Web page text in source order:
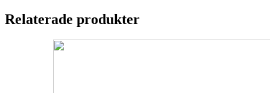
Relaterade produkter